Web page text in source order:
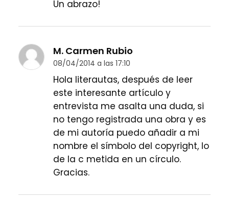
Un abrazo!
M. Carmen Rubio
08/04/2014 a las 17:10
Hola literautas, después de leer
este interesante artículo y
entrevista me asalta una duda, si
no tengo registrada una obra y es
de mi autoría puedo añadir a mi
nombre el símbolo del copyright, lo
de la c metida en un círculo.
Gracias.